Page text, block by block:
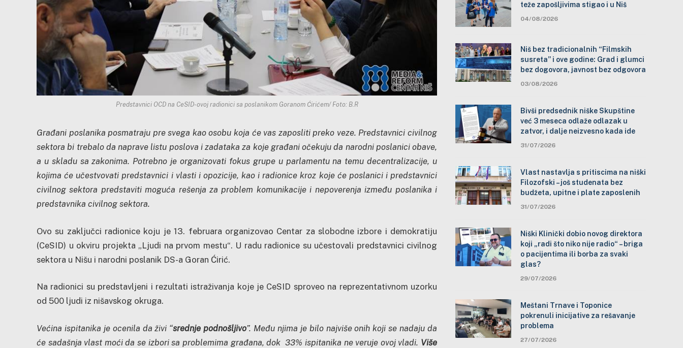
Predstavnici OCD na CeSID-ovoj radionici sa poslanikom Goranom Ćirićem/ Foto: B.R
Građani poslanika posmatraju pre svega kao osobu koja će vas zaposliti preko veze. Predstavnici civilnog
sektora bi trebalo da naprave listu poslova i zadataka za koje građani očekuju da narodni poslanici obave,
a u skladu sa zakonima. Potrebno je organizovati fokus grupe u parlamentu na temu decentralizacije, u
kojima će učestvovati predstavnici i vlasti i opozicije, kao i radionice kroz koje će poslanici i predstavnici
civilnog sektora predstaviti moguća rešenja za problem komunikacije i nepoverenja između poslanika i
predstavnika civilnog sektora.
Ovo su zaključci radionice koju je 13. februara organizovao Centar za slobodne izbore i demokratiju
(CeSID) u okviru projekta „Ljudi na prvom mestu“. U radu radionice su učestovali predstavnici civilnog
sektora u Nišu i narodni poslanik DS-a Goran Ćirić.
Na radionici su predstavljeni i rezultati istraživanja koje je CeSID sproveo na reprezentativnom uzorku
od 500 ljudi iz nišavskog okruga.
Većina ispitanika je ocenila da živi “srednje podnošljivo”. Među njima je bilo najviše onih koji se nadaju da
će sadašnja vlast moći da se izbori sa problemima građana, dok 33% ispitanika ne veruje ovoj vladi. Više
teže zapošljivima stigao i u Niš
04/08/2026
Niš bez tradicionalnih “Filmskih
susreta” i ove godine: Grad i glumci
bez dogovora, javnost bez odgovora
03/08/2026
Bivši predsednik niške Skupštine
već 3 meseca odlaže odlazak u
zatvor, i dalje neizvesno kada ide
31/07/2026
Vlast nastavlja s pritiscima na niški
Filozofski – još studenata bez
budžeta, upitne i plate zaposlenih
31/07/2026
Niški Klinički dobio novog direktora
koji „radi što niko nije radio“ – briga
o pacijentima ili borba za svaki
glas?
29/07/2026
Meštani Trnave i Toponice
pokrenuli inicijative za rešavanje
problema
27/07/2026